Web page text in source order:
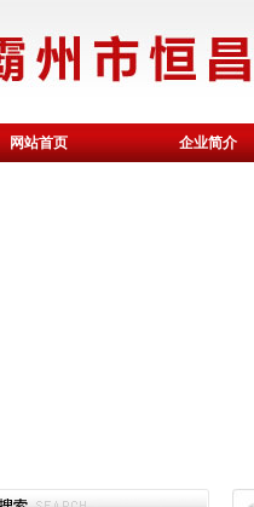
网站首页 企业简介